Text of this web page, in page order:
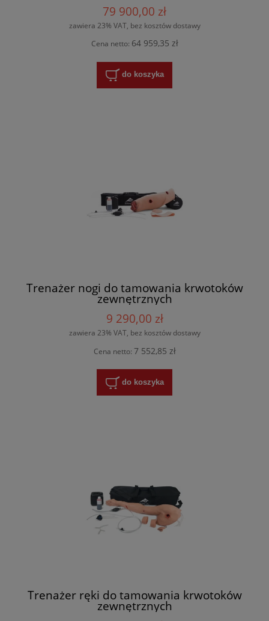
79 900,00 zł
zawiera 23% VAT, bez kosztów dostawy
Cena netto: 64 959,35 zł
do koszyka
Trenażer nogi do tamowania krwotoków
zewnętrznych
9 290,00 zł
zawiera 23% VAT, bez kosztów dostawy
Cena netto: 7 552,85 zł
do koszyka
Trenażer ręki do tamowania krwotoków
zewnętrznych